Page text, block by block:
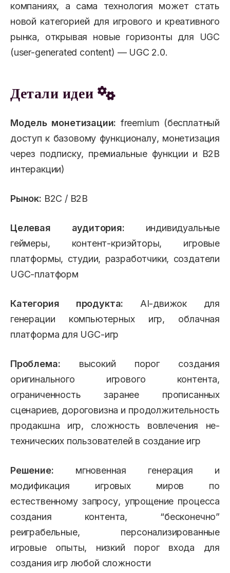
компаниях, а сама технология может стать
новой категорией для игрового и креативного
рынка, открывая новые горизонты для UGC
(user-generated content) — UGC 2.0.
Детали идеи
Модель монетизации: freemium (бесплатный
доступ к базовому функционалу, монетизация
через подписку, премиальные функции и B2B
интеракции)
Рынок: B2C / B2B
Целевая аудитория: индивидуальные
геймеры, контент-криэйторы, игровые
платформы, студии, разработчики, создатели
UGC-платформ
Категория продукта: AI-движок для
генерации компьютерных игр, облачная
платформа для UGC-игр
Проблема: высокий порог создания
оригинального игрового контента,
ограниченность заранее прописанных
сценариев, дороговизна и продолжительность
продакшна игр, сложность вовлечения не-
технических пользователей в создание игр
Решение: мгновенная генерация и
модификация игровых миров по
естественному запросу, упрощение процесса
создания контента, “бесконечно”
реиграбельные, персонализированные
игровые опыты, низкий порог входа для
создания игр любой сложности